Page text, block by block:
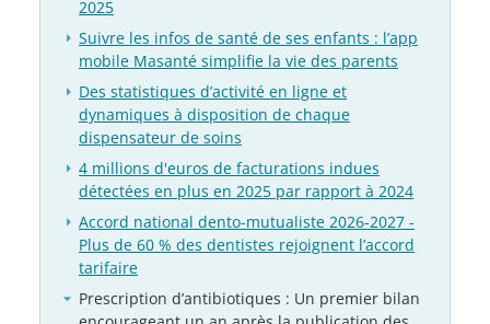
2025
Suivre les infos de santé de ses enfants : l’app
mobile Masanté simplifie la vie des parents
Des statistiques d’activité en ligne et
dynamiques à disposition de chaque
dispensateur de soins
4 millions d'euros de facturations indues
détectées en plus en 2025 par rapport à 2024
Accord national dento-mutualiste 2026-2027 -
Plus de 60 % des dentistes rejoignent l’accord
tarifaire
Prescription d’antibiotiques : Un premier bilan